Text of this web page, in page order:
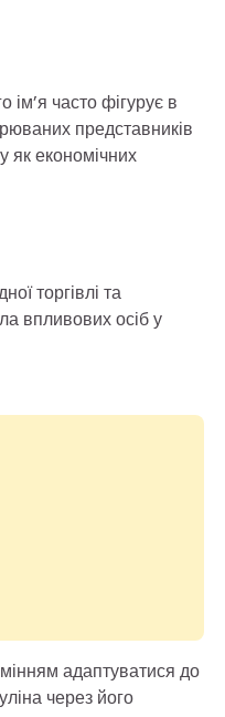
часто фігурує в
представників
як економічних
торгівлі та
впливових осіб у
адаптуватися до
через його